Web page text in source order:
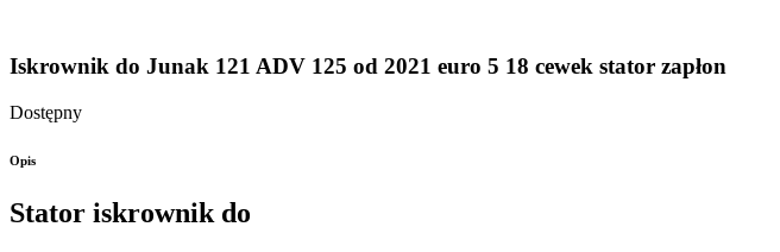
Iskrownik do Junak 121 ADV 125 od 2021 euro 5 18 cewek stator zapłon
Dostępny
Opis
Stator iskrownik do